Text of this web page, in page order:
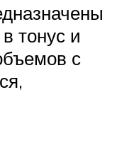
тонус и
с